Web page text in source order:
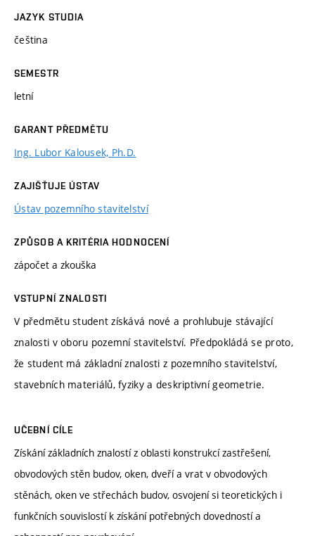
JAZYK STUDIA
čeština
SEMESTR
letní
GARANT PŘEDMĚTU
Ing. Lubor Kalousek, Ph.D.
ZAJIŠŤUJE ÚSTAV
Ústav pozemního stavitelství
ZPŮSOB A KRITÉRIA HODNOCENÍ
zápočet a zkouška
VSTUPNÍ ZNALOSTI
V předmětu student získává nové a prohlubuje stávající
znalosti v oboru pozemní stavitelství. Předpokládá se proto,
že student má základní znalosti z pozemního stavitelství,
stavebních materiálů, fyziky a deskriptivní geometrie.
UČEBNÍ CÍLE
Získání základních znalostí z oblasti konstrukcí zastřešení,
obvodových stěn budov, oken, dveří a vrat v obvodových
stěnách, oken ve střechách budov, osvojení si teoretických i
funkčních souvislostí k získání potřebných dovedností a